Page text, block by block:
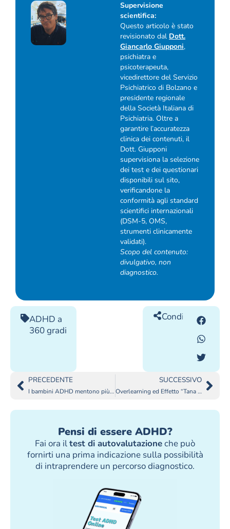
Supervisione
scientifica:
Questo articolo è stato
revisionato dal Dott.
Giancarlo Giupponi,
psichiatra e
psicoterapeuta,
vicedirettore del Servizio
Psichiatrico di Bolzano e
presidente regionale
della Società Italiana di
Psichiatria. Oltre a
garantire l’accuratezza
clinica dei contenuti, il
Dott. Giupponi
supervisiona la selezione
dei test e dei questionari
disponibili sul sito,
verificandone la
conformità agli standard
scientifici internazionali
(DSM-5, OMS,
strumenti clinicamente
validati).
Scopo del contenuto:
divulgativo, non
diagnostico.
ADHD a
360 gradi
Condividilo
PRECEDENTE
I bambini ADHD mentono più degli altri?
SUCCESSIVO
Overlearning ed Effetto “Tana del Bianconiglio” nell’ADHD
Pensi di essere ADHD?
Fai ora iltest di autovalutazioneche può
fornirti una prima indicazione sulla possibilità
di intraprendere un percorso diagnostico.